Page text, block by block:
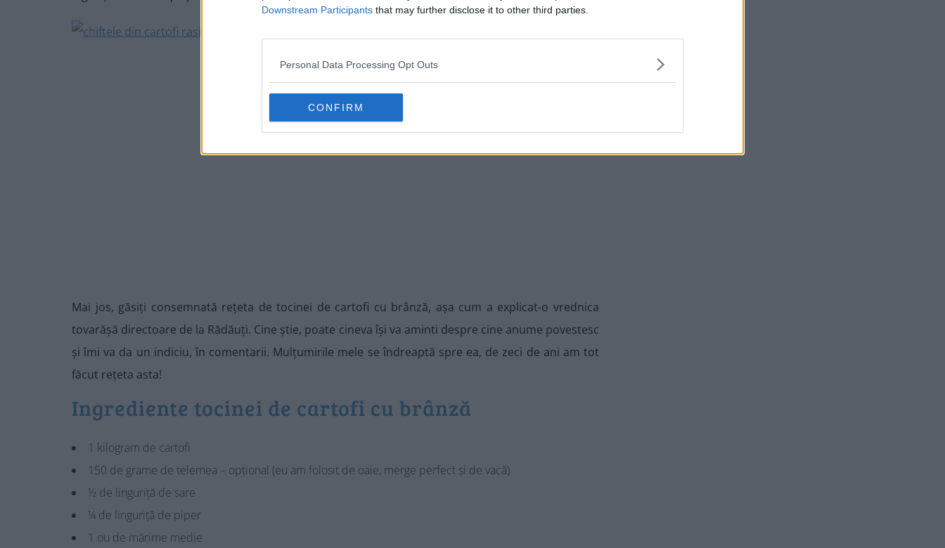
Downstream Participants that may further disclose it to other third parties.
Personal Data Processing Opt Outs
CONFIRM
Mai jos, găsiți consemnată rețeta de tocinei de cartofi cu brânză, așa cum a explicat-o vrednica
tovarășă directoare de la Rădăuți. Cine știe, poate cineva își va aminti despre cine anume povestesc
și îmi va da un indiciu, în comentarii. Mulțumirile mele se îndreaptă spre ea, de zeci de ani am tot
făcut rețeta asta!
Ingrediente tocinei de cartofi cu brânză
1 kilogram de cartofi
150 de grame de telemea – opțional (eu am folosit de oaie, merge perfect și de vacă)
½ de linguriță de sare
¼ de linguriță de piper
1 ou de mărime medie